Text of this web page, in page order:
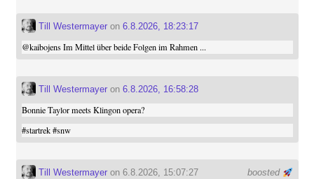
Till Westermayeron 6.8.2026, 18:23:17
@kaibojensIm Mittel über beide Folgen im Rahmen ...
Till Westermayeron 6.8.2026, 16:58:28
Bonnie Taylor meets Klingon opera?
#startrek #snw
boosted
Till Westermayeron 6.8.2026, 15:07:27